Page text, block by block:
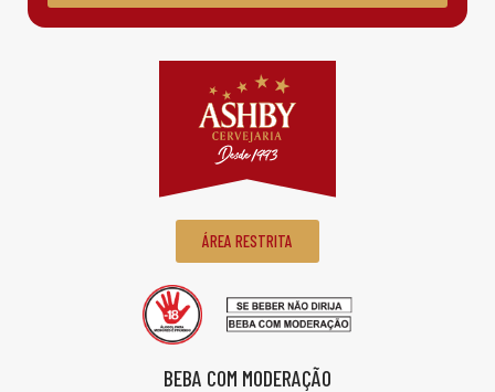
ÁREA RESTRITA
BEBA COM MODERAÇÃO